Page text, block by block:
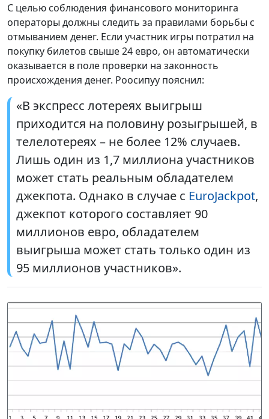
С целью соблюдения финансового мониторинга
операторы должны следить за правилами борьбы с
отмыванием денег. Если участник игры потратил на
покупку билетов свыше 24 евро, он автоматически
оказывается в поле проверки на законность
происхождения денег. Роосипуу пояснил:
«В экспресс лотереях выигрыш
приходится на половину розыгрышей, в
телелотереях – не более 12% случаев.
Лишь один из 1,7 миллиона участников
может стать реальным обладателем
джекпота. Однако в случае с EuroJackpot,
джекпот которого составляет 90
миллионов евро, обладателем
выигрыша может стать только один из
95 миллионов участников».